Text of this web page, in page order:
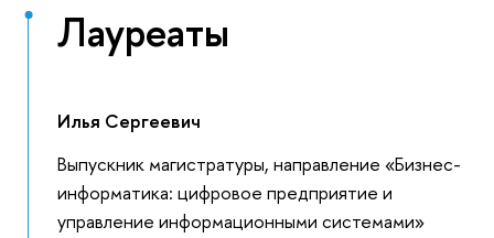
Лауреаты
Илья Сергеевич
Выпускник магистратуры, направление «Бизнес-
информатика: цифровое предприятие и
управление информационными системами»‎